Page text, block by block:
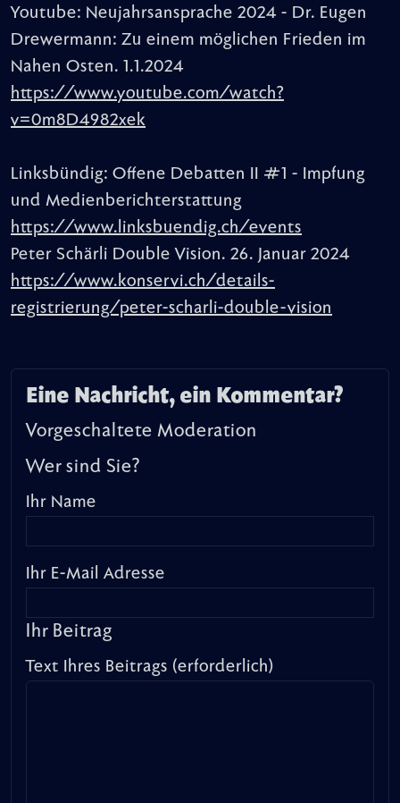
Youtube: Neujahrsansprache 2024 - Dr. Eugen
Drewermann: Zu einem möglichen Frieden im
Nahen Osten. 1.1.2024
https://www.youtube.com/watch?
v=0m8D4982xek
Linksbündig: Offene Debatten II #1 - Impfung
und Medienberichterstattung
https://www.linksbuendig.ch/events
Peter Schärli Double Vision. 26. Januar 2024
https://www.konservi.ch/details-
registrierung/peter-scharli-double-vision
Eine Nachricht, ein Kommentar?
Vorgeschaltete Moderation
Wer sind Sie?
Ihr Name
Ihr E-Mail Adresse
Ihr Beitrag
Text Ihres Beitrags (erforderlich)